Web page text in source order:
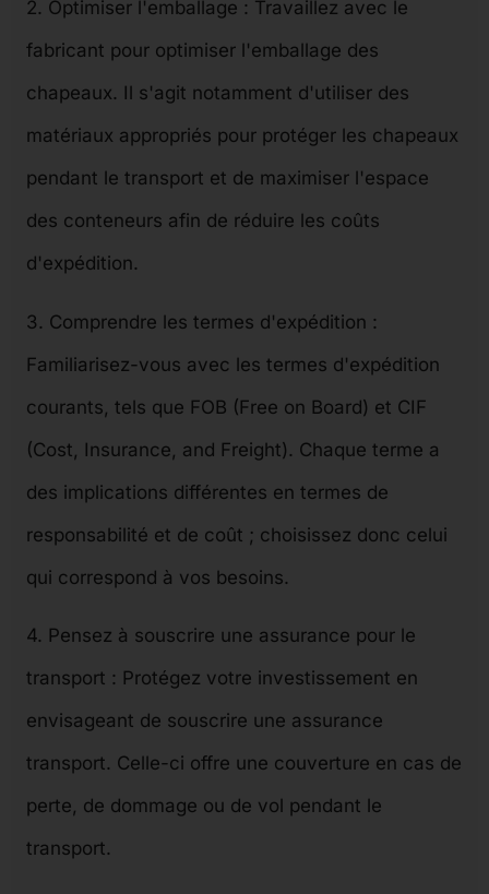
2. Optimiser l'emballage : Travaillez avec le
fabricant pour optimiser l'emballage des
chapeaux. Il s'agit notamment d'utiliser des
matériaux appropriés pour protéger les chapeaux
pendant le transport et de maximiser l'espace
des conteneurs afin de réduire les coûts
d'expédition.
3. Comprendre les termes d'expédition :
Familiarisez-vous avec les termes d'expédition
courants, tels que FOB (Free on Board) et CIF
(Cost, Insurance, and Freight). Chaque terme a
des implications différentes en termes de
responsabilité et de coût ; choisissez donc celui
qui correspond à vos besoins.
4. Pensez à souscrire une assurance pour le
transport : Protégez votre investissement en
envisageant de souscrire une assurance
transport. Celle-ci offre une couverture en cas de
perte, de dommage ou de vol pendant le
transport.